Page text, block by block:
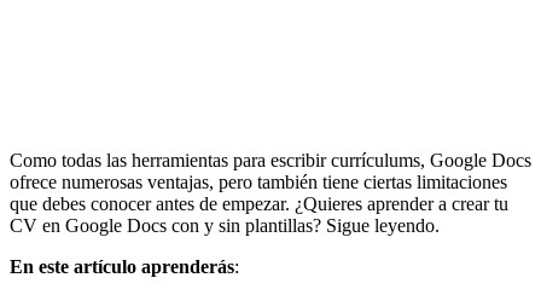
Como todas las herramientas para escribir currículums, Google Docs
ofrece numerosas ventajas, pero también tiene ciertas limitaciones
que debes conocer antes de empezar. ¿Quieres aprender a crear tu
CV en Google Docs con y sin plantillas? Sigue leyendo.
En este artículo aprenderás: